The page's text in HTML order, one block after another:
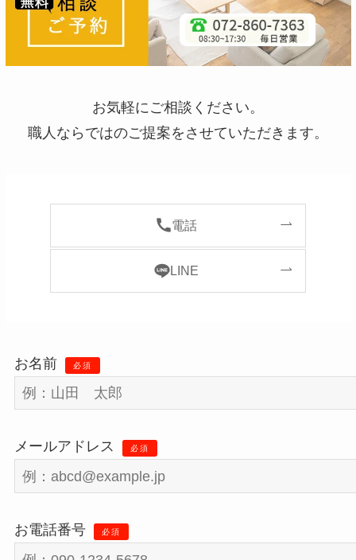
お気軽にご相談ください。
職人ならではのご提案をさせていただきます。
電話
LINE
お名前 必須
メールアドレス 必須
お電話番号 必須